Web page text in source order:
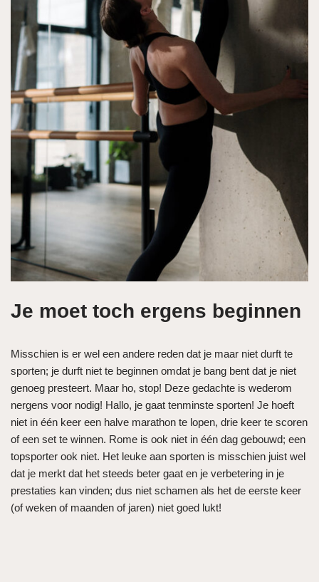
Je moet toch ergens beginnen
Misschien is er wel een andere reden dat je maar niet durft te
sporten; je durft niet te beginnen omdat je bang bent dat je niet
genoeg presteert. Maar ho, stop! Deze gedachte is wederom
nergens voor nodig! Hallo, je gaat tenminste sporten! Je hoeft
niet in één keer een halve marathon te lopen, drie keer te scoren
of een set te winnen. Rome is ook niet in één dag gebouwd; een
topsporter ook niet. Het leuke aan sporten is misschien juist wel
dat je merkt dat het steeds beter gaat en je verbetering in je
prestaties kan vinden; dus niet schamen als het de eerste keer
(of weken of maanden of jaren) niet goed lukt!